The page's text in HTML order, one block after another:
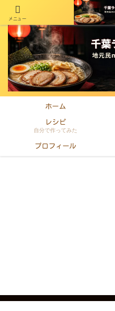
千葉在住50年以上のminiがラーメン
ホーム
レシピ
自分で作ってみた
プロフィール
メニュー